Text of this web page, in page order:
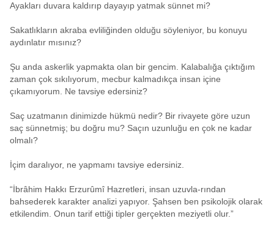
Ayakları duvara kaldırıp dayayıp yatmak sünnet mi?
Sakatlıkların akraba evliliğinden olduğu söyleniyor, bu konuyu
aydınlatır mısınız?
Şu anda askerlik yapmakta olan bir gencim. Kalabalığa çıktığım
zaman çok sıkılıyorum, mecbur kalmadıkça insan içine
çıkamıyorum. Ne tavsiye edersiniz?
Saç uzatmanın dinimizde hükmü nedir? Bir rivayete göre uzun
saç sünnetmiş; bu doğru mu? Saçın uzunluğu en çok ne kadar
olmalı?
İçim daralıyor, ne yapmamı tavsiye edersiniz.
“İbrâhim Hakkı Erzurûmî Hazretleri, insan uzuvla-rından
bahsederek karakter analizi yapıyor. Şahsen ben psikolojik olarak
etkilendim. Onun tarif ettiği tipler gerçekten meziyetli olur.”